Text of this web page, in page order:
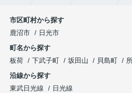
市区町村から探す
鹿沼市
日光市
町名から探す
板荷
下武子町 坂田山 貝島町
沿線から探す
東武日光線
日光線